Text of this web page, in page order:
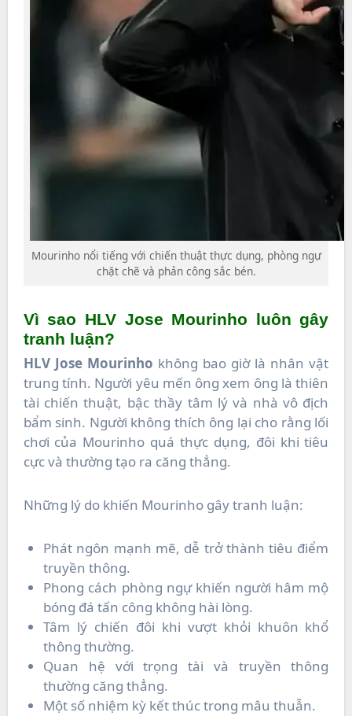
Mourinho nổi tiếng với chiến thuật thực dụng, phòng ngự
chặt chẽ và phản công sắc bén.
Vì sao HLV Jose Mourinho luôn gây
tranh luận?
HLV Jose Mourinho không bao giờ là nhân vật
trung tính. Người yêu mến ông xem ông là thiên
tài chiến thuật, bậc thầy tâm lý và nhà vô địch
bẩm sinh. Người không thích ông lại cho rằng lối
chơi của Mourinho quá thực dụng, đôi khi tiêu
cực và thường tạo ra căng thẳng.
Những lý do khiến Mourinho gây tranh luận:
Phát ngôn mạnh mẽ, dễ trở thành tiêu điểm
truyền thông.
Phong cách phòng ngự khiến người hâm mộ
bóng đá tấn công không hài lòng.
Tâm lý chiến đôi khi vượt khỏi khuôn khổ
thông thường.
Quan hệ với trọng tài và truyền thông
thường căng thẳng.
Một số nhiệm kỳ kết thúc trong mâu thuẫn.